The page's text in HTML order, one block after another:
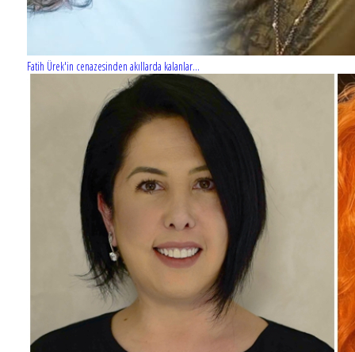
Fatih Ürek'in cenazesinden akıllarda kalanlar...